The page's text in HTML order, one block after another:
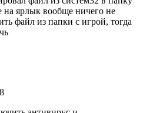
на ярлык вообще ничего не
файл из папки с игрой, тогда